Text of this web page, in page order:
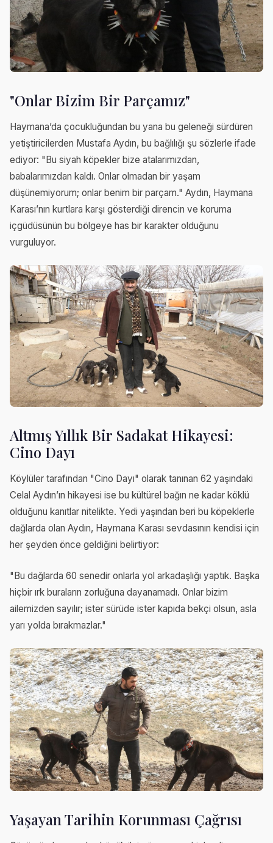
"Onlar Bizim Bir Parçamız"
Haymana’da çocukluğundan bu yana bu geleneği sürdüren
yetiştiricilerden Mustafa Aydın, bu bağlılığı şu sözlerle ifade
ediyor: "Bu siyah köpekler bize atalarımızdan,
babalarımızdan kaldı. Onlar olmadan bir yaşam
düşünemiyorum; onlar benim bir parçam." Aydın, Haymana
Karası’nın kurtlara karşı gösterdiği direncin ve koruma
içgüdüsünün bu bölgeye has bir karakter olduğunu
vurguluyor.
Altmış Yıllık Bir Sadakat Hikayesi:
Cino Dayı
Köylüler tarafından "Cino Dayı" olarak tanınan 62 yaşındaki
Celal Aydın’ın hikayesi ise bu kültürel bağın ne kadar köklü
olduğunu kanıtlar nitelikte. Yedi yaşından beri bu köpeklerle
dağlarda olan Aydın, Haymana Karası sevdasının kendisi için
her şeyden önce geldiğini belirtiyor:
"Bu dağlarda 60 senedir onlarla yol arkadaşlığı yaptık. Başka
hiçbir ırk buraların zorluğuna dayanamadı. Onlar bizim
ailemizden sayılır; ister sürüde ister kapıda bekçi olsun, asla
yarı yolda bırakmazlar."
Yaşayan Tarihin Korunması Çağrısı